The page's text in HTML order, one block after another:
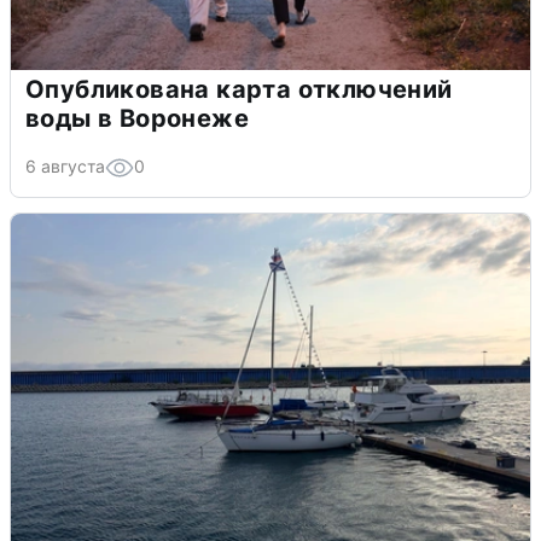
Опубликована карта отключений
воды в Воронеже
6 августа 0